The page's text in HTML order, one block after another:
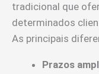
tradicional que
determinados
As principais
Prazos